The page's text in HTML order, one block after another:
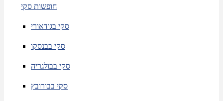
חופשות סקי
סקי בגודאורי
סקי בבנסקו
סקי בבולגריה
סקי בבורובץ